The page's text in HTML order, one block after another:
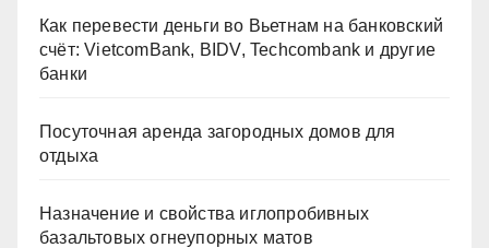
Как перевести деньги во Вьетнам на банковский
счёт: VietcomBank, BIDV, Techcombank и другие
банки
Посуточная аренда загородных домов для
отдыха
Назначение и свойства иглопробивных
базальтовых огнеупорных матов